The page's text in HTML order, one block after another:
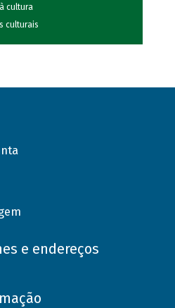
cultura
culturais
e endereços